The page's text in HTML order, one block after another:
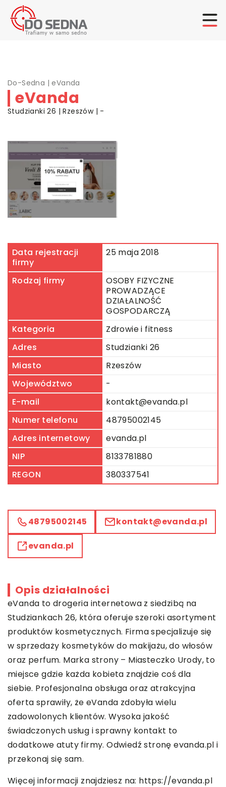
Do-Sedna |eVanda
eVanda
Studzianki 26 | Rzeszów | -
Data rejestracji
firmy
25 maja 2018
Rodzaj firmy
OSOBY FIZYCZNE
PROWADZĄCE
DZIAŁALNOŚĆ
GOSPODARCZĄ
Kategoria
Zdrowie i fitness
Adres
Studzianki 26
Miasto
Rzeszów
Województwo
-
E-mail
kontakt@evanda.pl
Numer telefonu
48795002145
Adres internetowy
evanda.pl
NIP
8133781880
REGON
380337541
48795002145 kontakt@evanda.pl
evanda.pl
Opis działalności
eVanda to drogeria internetowa z siedzibą na
Studziankach 26, która oferuje szeroki asortyment
produktów kosmetycznych. Firma specjalizuje się
w sprzedaży kosmetyków do makijażu, do włosów
oraz perfum. Marka strony – Miasteczko Urody, to
miejsce gdzie każda kobieta znajdzie coś dla
siebie. Profesjonalna obsługa oraz atrakcyjna
oferta sprawiły, że eVanda zdobyła wielu
zadowolonych klientów. Wysoka jakość
świadczonych usług i sprawny kontakt to
dodatkowe atuty firmy. Odwiedź stronę evanda.pl i
przekonaj się sam.
Więcej informacji znajdziesz na: https://evanda.pl